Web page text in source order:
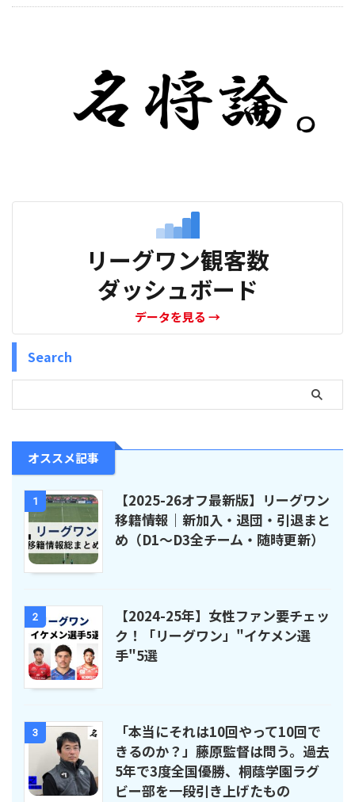
リーグワン観客数
ダッシュボード
データを見る →
Search
オススメ記事
1
【2025-26オフ最新版】リーグワン
移籍情報｜新加入・退団・引退まと
め（D1〜D3全チーム・随時更新）
2
【2024-25年】女性ファン要チェッ
ク！「リーグワン」"イケメン選
手"5選
3
「本当にそれは10回やって10回で
きるのか？」藤原監督は問う。過去
5年で3度全国優勝、桐蔭学園ラグ
ビー部を一段引き上げたもの